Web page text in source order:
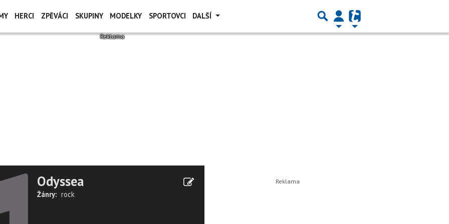
HERCI ZPĚVÁCI SKUPINY MODELKY SPORTOVCI DALŠÍ
Odyssea
Žánry: rock